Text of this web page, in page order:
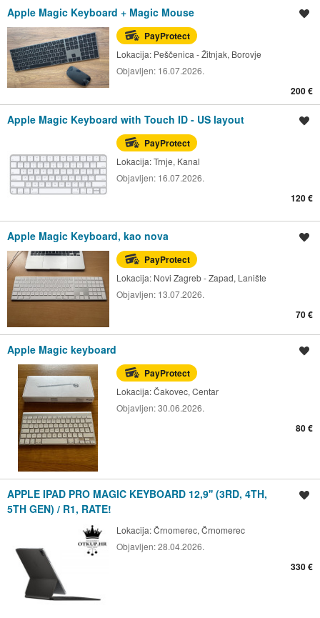
Apple Magic Keyboard + Magic Mouse
PayProtect
Lokacija: Peščenica - Žitnjak, Borovje
Objavljen: 16.07.2026.
200 €
Apple Magic Keyboard with Touch ID - US layout
PayProtect
Lokacija:Trnje, Kanal
Objavljen: 16.07.2026.
120 €
Apple Magic Keyboard, kao nova
PayProtect
Lokacija: Novi Zagreb - Zapad, Lanište
Objavljen: 13.07.2026.
70 €
Apple Magic keyboard
PayProtect
Lokacija:Čakovec, Centar
Objavljen:30.06.2026.
80 €
APPLE IPAD PRO MAGIC KEYBOARD 12,9'' (3RD, 4TH,
5TH GEN) / R1, RATE!
Lokacija:Črnomerec, Črnomerec
Objavljen:28.04.2026.
330 €